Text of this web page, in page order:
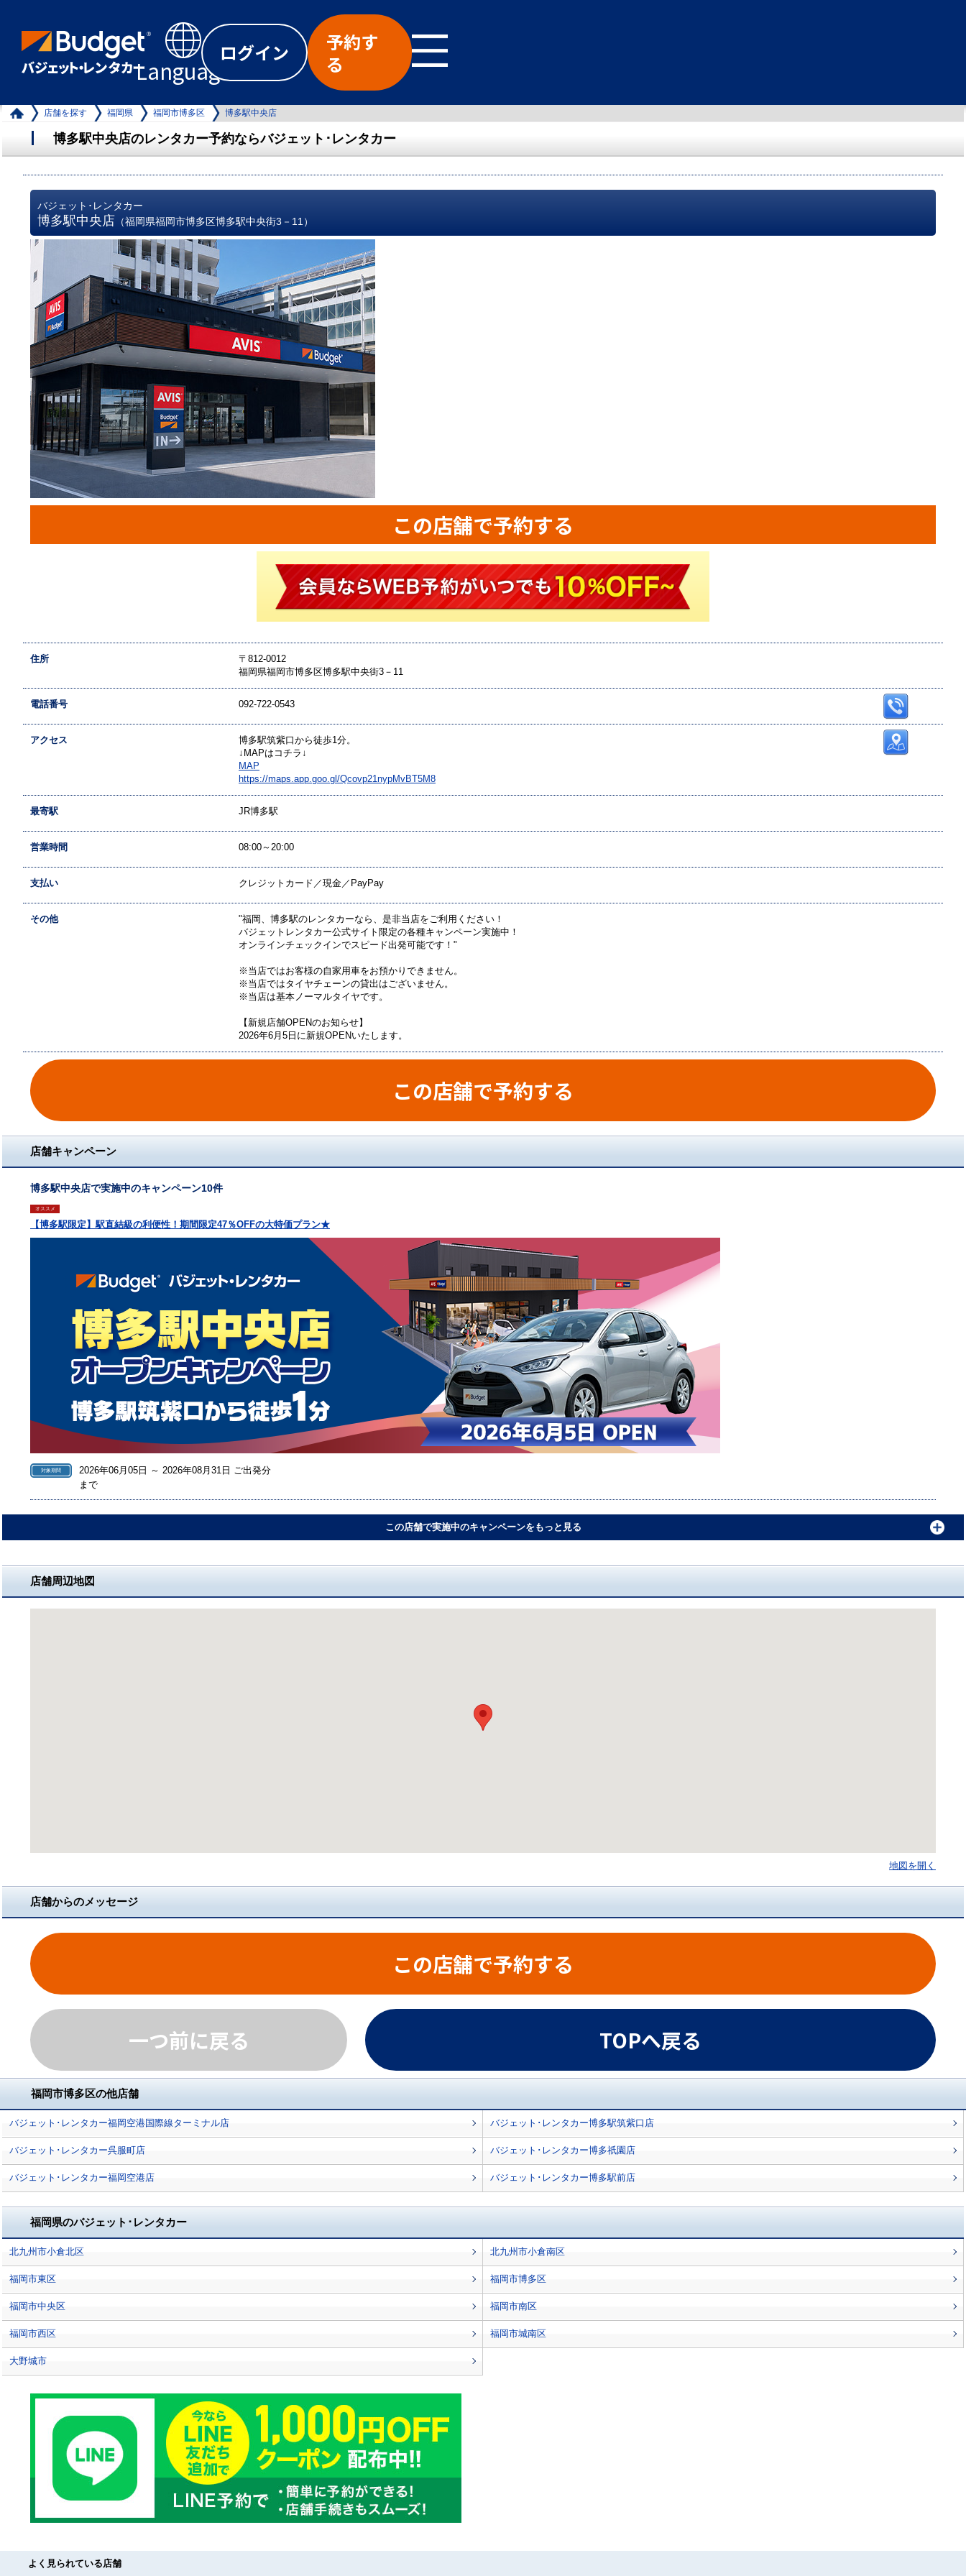
Language
ログイン
予約す
る
店舗を探す 福岡県 福岡市博多区 博多駅中央店
博多駅中央店のレンタカー予約ならバジェット･レンタカー
バジェット･レンタカー
博多駅中央店 （福岡県福岡市博多区博多駅中央街3－11）
この店舗で予約する
住所
〒812-0012
福岡県福岡市博多区博多駅中央街3－11
電話番号 092-722-0543
アクセス
博多駅筑紫口から徒歩1分。
↓MAPはコチラ↓
MAP
https://maps.app.goo.gl/Qcovp21nypMvBT5M8
最寄駅 JR博多駅
営業時間 08:00～20:00
支払い クレジットカード／現金／PayPay
その他
"福岡、博多駅のレンタカーなら、是非当店をご利用ください！
バジェットレンタカー公式サイト限定の各種キャンペーン実施中！
オンラインチェックインでスピード出発可能です！"
※当店ではお客様の自家用車をお預かりできません。
※当店ではタイヤチェーンの貸出はございません。
※当店は基本ノーマルタイヤです。
【新規店舗OPENのお知らせ】
2026年6月5日に新規OPENいたします。
この店舗で予約する
店舗キャンペーン
博多駅中央店で実施中のキャンペーン10件
オススメ
【博多駅限定】駅直結級の利便性！期間限定47％OFFの大特価プラン★
対象期間
2026年06月05日 ～ 2026年08月31日 ご出発分
まで
この店舗で実施中のキャンペーンをもっと見る
店舗周辺地図
地図を開く
店舗からのメッセージ
この店舗で予約する
一つ前に戻る TOPへ戻る
福岡市博多区の他店舗
バジェット･レンタカー福岡空港国際線ターミナル店 バジェット･レンタカー博多駅筑紫口店
バジェット･レンタカー呉服町店 バジェット･レンタカー博多祇園店
バジェット･レンタカー福岡空港店 バジェット･レンタカー博多駅前店
福岡県のバジェット･レンタカー
北九州市小倉北区 北九州市小倉南区
福岡市東区 福岡市博多区
福岡市中央区 福岡市南区
福岡市西区 福岡市城南区
大野城市
よく見られている店舗